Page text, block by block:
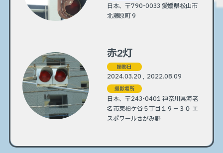
日本、〒790-0033 愛媛県松山市
北藤原町９
赤2灯
撮影日
2024.03.20 , 2022.08.09
撮影場所
日本、〒243-0401 神奈川県海老
名市東柏ケ谷５丁目１９−３０ エ
スポワールさがみ野